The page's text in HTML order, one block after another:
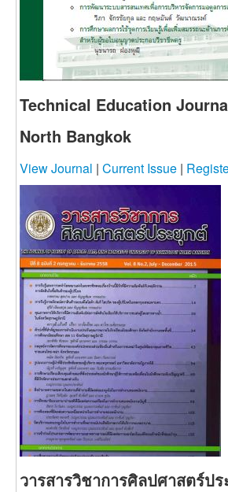
Technical Education
North Bangkok
View Journal | Current Issue |
วารสารวิชาการศิลปศาสตร์ป